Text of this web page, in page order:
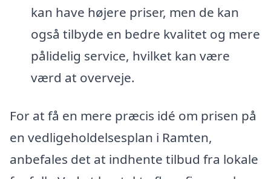
kan have højere priser, men de kan
også tilbyde en bedre kvalitet og mere
pålidelig service, hvilket kan være
værd at overveje.
For at få en mere præcis idé om prisen på
en vedligeholdelsesplan i Ramten,
anbefales det at indhente tilbud fra lokale